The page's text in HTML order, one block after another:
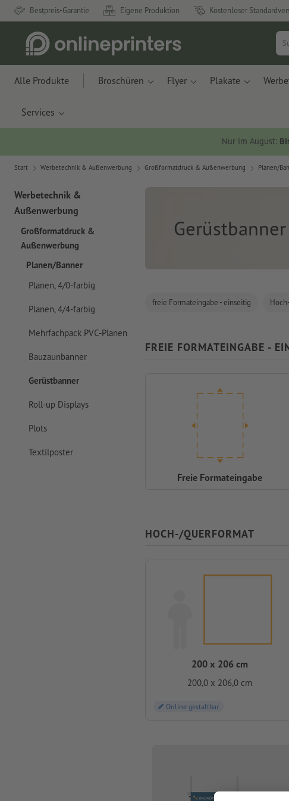
Bestpreis-Garantie Eigene Produktion Kostenloser
Alle Produkte Broschüren Flyer Plakate
Services
Nur im August:
Start Werbetechnik & Außenwerbung Großformatdruck & Außenwerbung Planen/
Werbetechnik &
Außenwerbung
Großformatdruck &
Außenwerbung
Planen/Banner
Planen, 4/0-farbig
Planen, 4/4-farbig
Mehrfachpack PVC-Planen
Bauzaunbanner
Gerüstbanner
Roll-up Displays
Plots
Textilposter
Gerüstbanner
freie Formateingabe - einseitig
FREIE FORMATEINGABE -
Freie Formateingabe
HOCH-/QUERFORMAT
200 x 206 cm
200,0 x 206,0 cm
Online gestaltbar